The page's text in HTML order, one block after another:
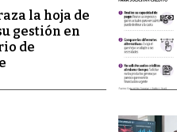
la hoja de
gestión en
de